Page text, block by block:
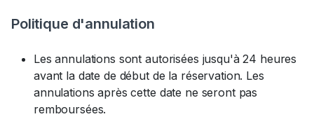
Politique d'annulation
Les annulations sont autorisées jusqu'à 24 heures
avant la date de début de la réservation. Les
annulations après cette date ne seront pas
remboursées.